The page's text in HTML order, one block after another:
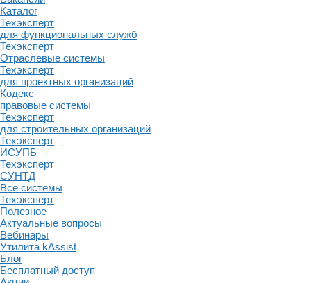
Каталог
Техэксперт
для функциональных служб
Техэксперт
Отраслевые системы
Техэксперт
для проектных организаций
Кодекс
правовые системы
Техэксперт
для строительных организаций
Техэксперт
ИСУПБ
Техэксперт
СУНТД
Все системы
Техэксперт
Полезное
Актуальные вопросы
Вебинары
Утилита kAssist
Блог
Бесплатный доступ